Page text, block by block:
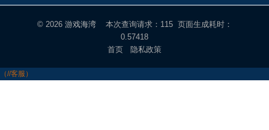
© 2026 游戏海湾本次查询请求：115 页面生成耗时：
0.57418
首页
隐私政策
（//客服）